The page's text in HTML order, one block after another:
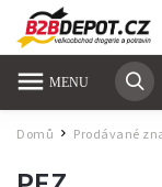
Domů / Prodávané